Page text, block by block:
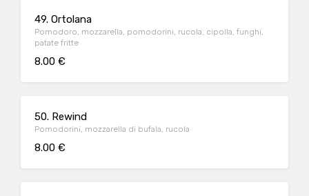
49. Ortolana
Pomodoro, mozzarella, pomodorini, rucola, cipolla, funghi,
patate fritte
8.00 €
50. Rewind
Pomodorini, mozzarella di bufala, rucola
8.00 €